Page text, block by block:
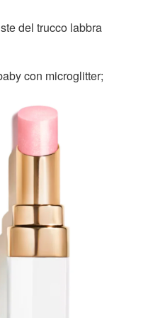
del trucco labbra
con microglitter;